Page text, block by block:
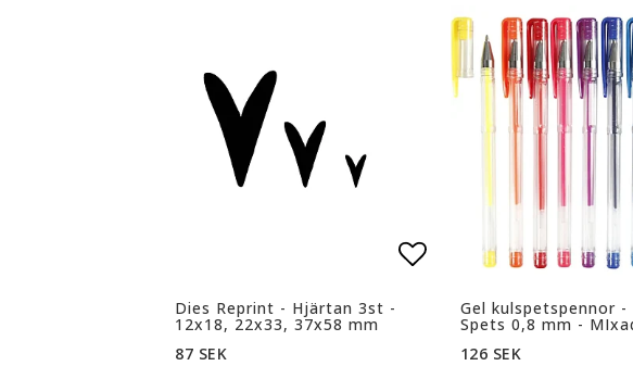
Lägg till i
Lägg till i
Dies Reprint - Hjärtan 3st -
12x18, 22x33, 37x58 mm
87 SEK
Gel kulspetspennor -
Spets 0,8 mm -
126 SEK